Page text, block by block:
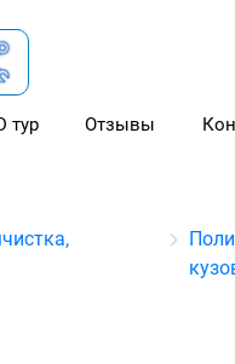
тур Отзывы